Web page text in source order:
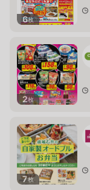
6枚
2枚
7枚